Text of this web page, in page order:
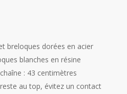
breloques dorées en acier
blanches en résine
: 43 centimètres
au top, évitez un contact